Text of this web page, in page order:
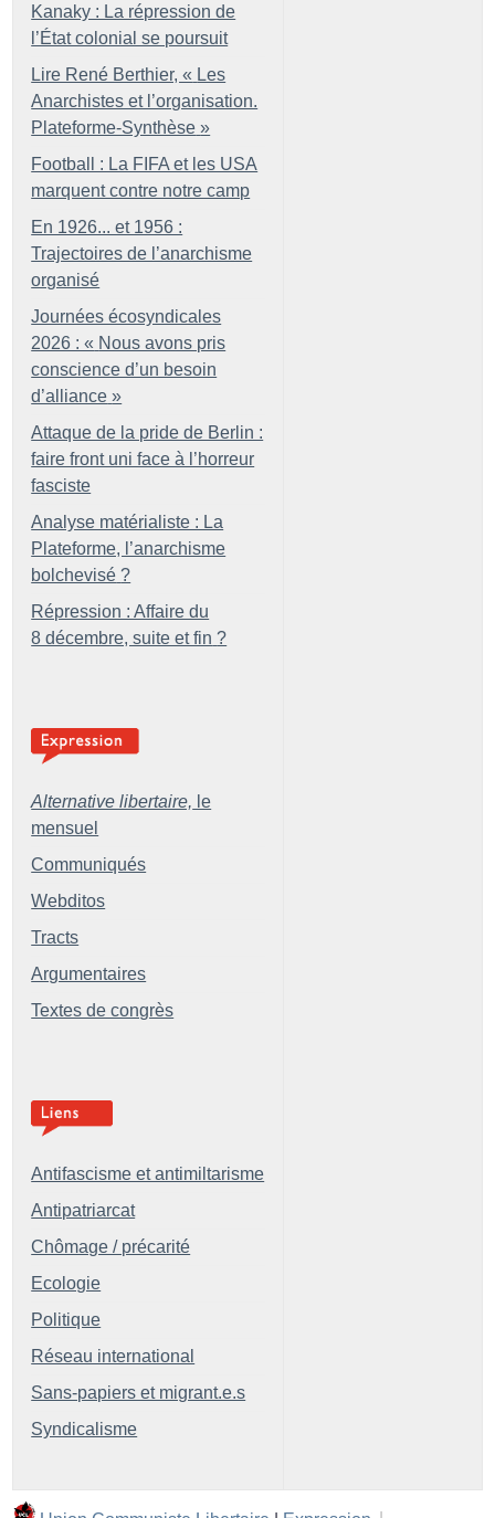
Kanaky : La répression de
l’État colonial se poursuit
Lire René Berthier, « Les
Anarchistes et l’organisation.
Plateforme-Synthèse »
Football : La FIFA et les USA
marquent contre notre camp
En 1926... et 1956 :
Trajectoires de l’anarchisme
organisé
Journées écosyndicales
2026 : « Nous avons pris
conscience d’un besoin
d’alliance »
Attaque de la pride de Berlin :
faire front uni face à l’horreur
fasciste
Analyse matérialiste : La
Plateforme, l’anarchisme
bolchevisé ?
Répression : Affaire du
8 décembre, suite et fin ?
Alternative libertaire, le
mensuel
Communiqués
Webditos
Tracts
Argumentaires
Textes de congrès
Antifascisme et antimiltarisme
Antipatriarcat
Chômage / précarité
Ecologie
Politique
Réseau international
Sans-papiers et migrant.e.s
Syndicalisme